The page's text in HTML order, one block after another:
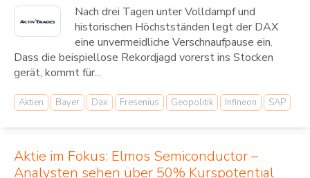
Nach drei Tagen unter Volldampf und
historischen Höchstständen legt der DAX
eine unvermeidliche Verschnaufpause ein.
Dass die beispiellose Rekordjagd vorerst ins Stocken
gerät, kommt für...
Aktien Bayer Dax Fresenius Geopolitik Infineon SAP
Aktie im Fokus: Elmos Semiconductor –
Analysten sehen über 50% Kurspotential